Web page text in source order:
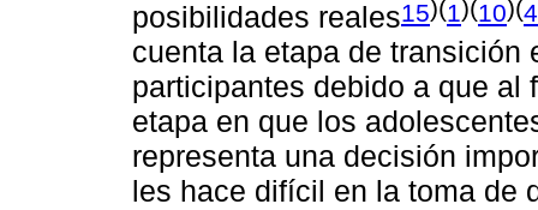
posibilidades reales15)(1)(10)(4
cuenta la etapa de transición
participantes debido a que
etapa en que los
representa una decisión
les hace difícil en la toma de